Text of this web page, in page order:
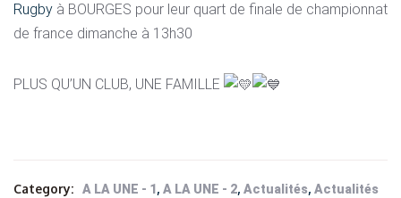
Rugby à BOURGES pour leur quart de finale de championnat
de france dimanche à 13h30
PLUS QU’UN CLUB, UNE FAMILLE
Category: A LA UNE - 1 , A LA UNE - 2, Actualités, Actualités